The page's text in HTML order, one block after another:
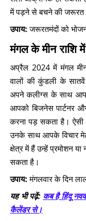
में पड़ने से बचने की जरूरत
उपाय:जरूरतमंदों को
मंगल के मीन राशि
अप्रैल 2024 में मंगल मीन
वालों की कुंडली के सातवें
अपने कलीग्स के साथ
आपको बिजनेस पार्टनर
करना पड़ सकता है।
उनके साथ आपके विचार
क्षेत्र में हैं उन्हें प्रमोशन
सकता है।
उपाय:मंगलवार के दिन
यह भी पढ़ें: कब है हिंदू
कैलेंडर से।